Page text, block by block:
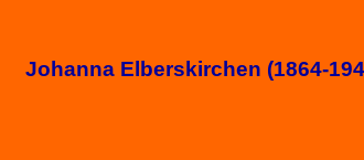
Johanna Elberskirchen (1864-